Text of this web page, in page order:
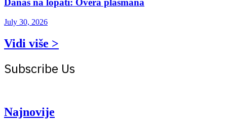
Danas na lopati: Overa plasmana
July 30, 2026
Vidi više >
Subscribe Us
Najnovije